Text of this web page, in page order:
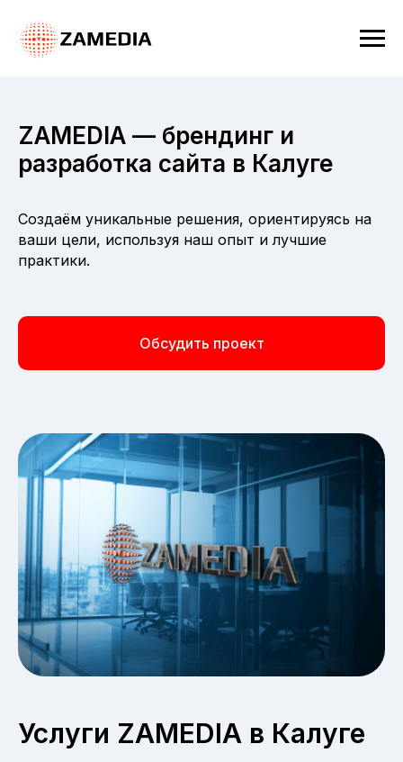
ZAMEDIA — брендинг и
разработка сайта в Калуге
Создаём уникальные решения, ориентируясь на
ваши цели, используя наш опыт и лучшие
практики.
Обсудить проект
Услуги ZAMEDIA в Калуге